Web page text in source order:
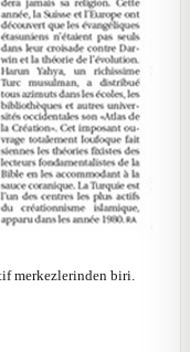
merkezlerinden biri.